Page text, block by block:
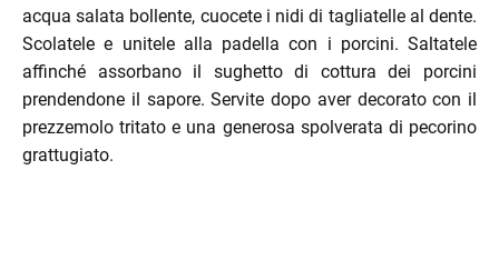
acqua salata bollente, cuocete i nidi di tagliatelle al dente.
Scolatele e unitele alla padella con i porcini. Saltatele
affinché assorbano il sughetto di cottura dei porcini
prendendone il sapore. Servite dopo aver decorato con il
prezzemolo tritato e una generosa spolverata di pecorino
grattugiato.